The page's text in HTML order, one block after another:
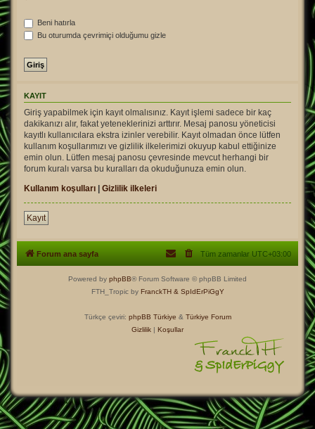
Beni hatırla
Bu oturumda çevrimiçi olduğumu gizle
KAYIT
Giriş yapabilmek için kayıt olmalısınız. Kayıt işlemi sadece bir kaç
dakikanızı alır, fakat yeteneklerinizi arttırır. Mesaj panosu yöneticisi
kayıtlı kullanıcılara ekstra izinler verebilir. Kayıt olmadan önce lütfen
kullanım koşullarımızı ve gizlilik ilkelerimizi okuyup kabul ettiğinize
emin olun. Lütfen mesaj panosu çevresinde mevcut herhangi bir
forum kuralı varsa bu kuralları da okuduğunuza emin olun.
Kullanım koşulları | Gizlilik ilkeleri
Kayıt
Forum ana sayfa Tüm zamanlar UTC+03:00
Powered by phpBB® Forum Software © phpBB Limited
FTH_Tropic by FranckTH & SpIdErPiGgY
Türkçe çeviri: phpBB Türkiye & Türkiye Forum
Gizlilik | Koşullar